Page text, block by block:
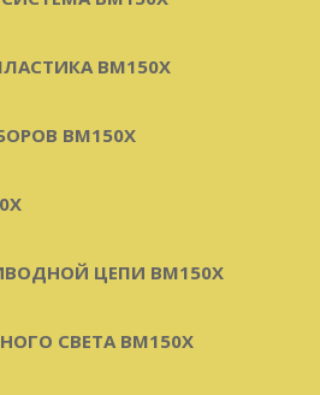
BM150X
BM150X
ЦЕПИ BM150X
СВЕТА BM150X